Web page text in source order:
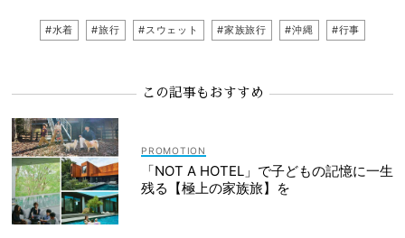
#水着 #旅行 #スウェット #家族旅行 #沖縄 #行事
この記事もおすすめ
「NOT A HOTEL」で子どもの記憶に一生
残る【極上の家族旅】を